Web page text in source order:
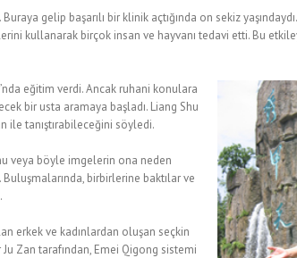
gelip başarılı bir klinik açtığında on sekiz
kullanarak birçok insan ve hayvanı tedavi etti. Bu
eğitim verdi. Ancak ruhani konulara
bir usta aramaya başladı. Liang Shu
ile tanıştırabileceğini söyledi.
veya böyle imgelerin ona neden
birbirlerine baktılar ve
erkek ve kadınlardan oluşan seçkin
Zan tarafından, Emei Qigong sistemi